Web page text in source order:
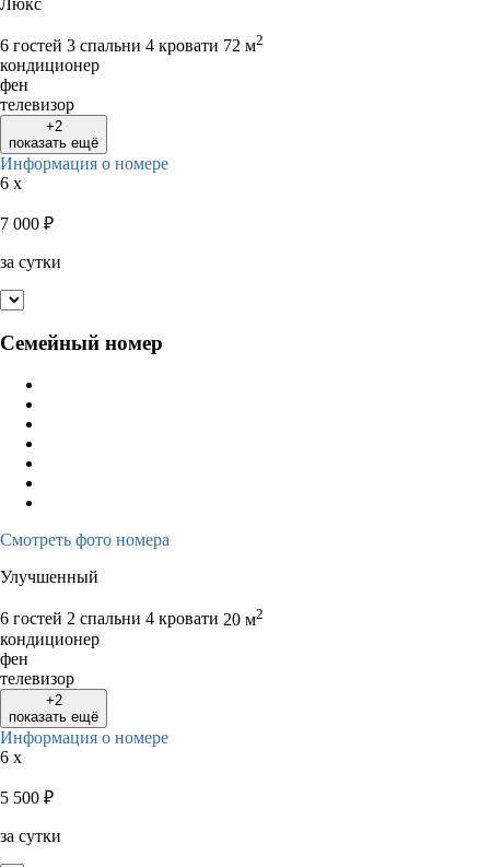
6 гостей 3 спальни 4 кровати 72 м2
кондиционер
фен
телевизор
+2
показать ещё
Информация о номере
6 x
7 000 ₽
за сутки
Семейный номер
Смотреть фото номера
Улучшенный
6 гостей 2 спальни 4 кровати 20 м2
кондиционер
фен
телевизор
+2
показать ещё
Информация о номере
6 x
5 500 ₽
за сутки